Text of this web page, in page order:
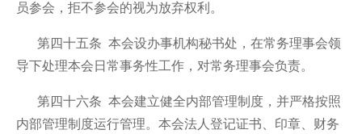
员参会，拒不参会的视为放弃权利。
第四十五条 本会设办事机构秘书处，在常务理事会领
导下处理本会日常事务性工作，对常务理事会负责。
第四十六条 本会建立健全内部管理制度，并严格按照
内部管理制度运行管理。本会法人登记证书、印章、财务